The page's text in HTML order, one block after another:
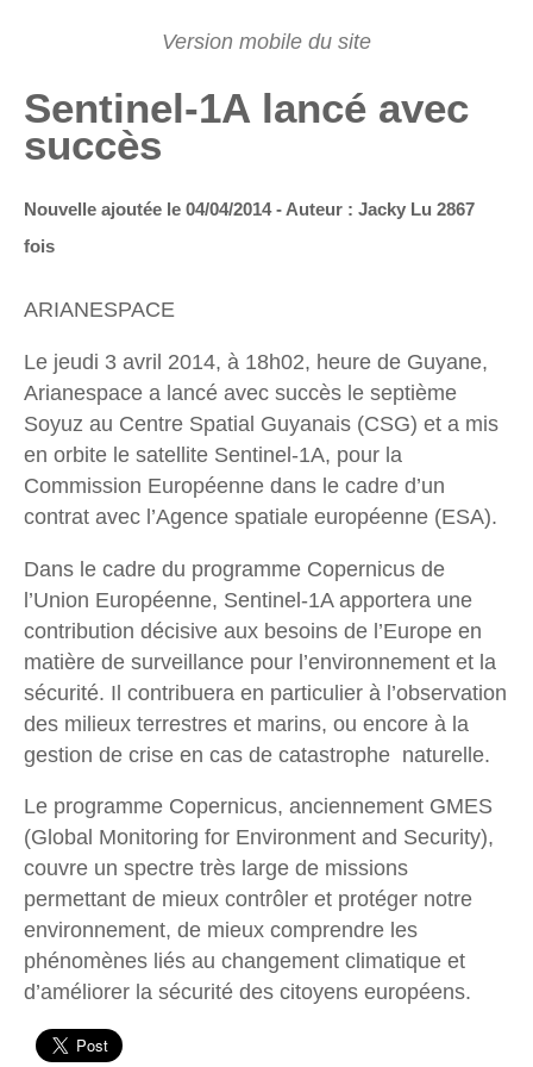
Sentinel-1A lancé avec
succès
Nouvelle ajoutée le 04/04/2014 - Auteur : Jacky Lu 2867
fois
ARIANESPACE
Le jeudi 3 avril 2014, à 18h02, heure de Guyane,
Arianespace a lancé avec succès le septième
Soyuz au Centre Spatial Guyanais (CSG) et a mis
en orbite le satellite Sentinel-1A, pour la
Commission Européenne dans le cadre d’un
contrat avec l’Agence spatiale européenne (ESA).
Dans le cadre du programme Copernicus de
l’Union Européenne, Sentinel-1A apportera une
contribution décisive aux besoins de l’Europe en
matière de surveillance pour l’environnement et la
sécurité. Il contribuera en particulier à l’observation
des milieux terrestres et marins, ou encore à la
gestion de crise en cas de catastrophe naturelle.
Le programme Copernicus, anciennement GMES
(Global Monitoring for Environment and Security),
couvre un spectre très large de missions
permettant de mieux contrôler et protéger notre
environnement, de mieux comprendre les
phénomènes liés au changement climatique et
d’améliorer la sécurité des citoyens européens.